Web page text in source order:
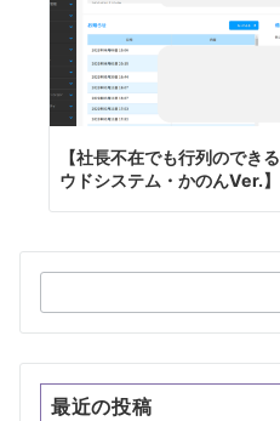
【社長不在でも行列のでき
ウドシステム・かのんVer.】
索：
最近の投稿